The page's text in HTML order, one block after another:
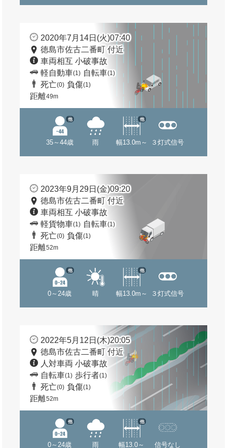
2020年7月14日(火)07:40
徳島市佐古二番町 付近
車両相互 小破事故
軽自動車(1) 自転車(1)
死亡(0) 負傷(1)
距離49m
35～44歳
他
雨 幅13.0m～
他
３灯式信号
2023年9月29日(金)09:20
徳島市佐古二番町 付近
車両相互 小破事故
軽貨物車(1) 自転車(1)
死亡(0) 負傷(1)
距離52m
0～24歳
他
晴 幅13.0m～
他
３灯式信号
2022年5月12日(木)20:05
徳島市佐古二番町 付近
人対車両 小破事故
自転車(1) 歩行者(1)
死亡(0) 負傷(1)
距離52m
0～24歳
他
雨
幅13.0～
他
信号なし